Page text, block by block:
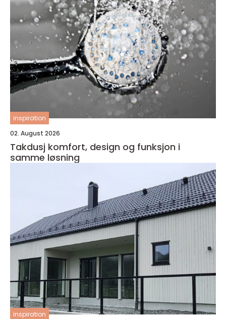
inspiration
02. August 2026
Takdusj komfort, design og funksjon i
samme løsning
inspiration